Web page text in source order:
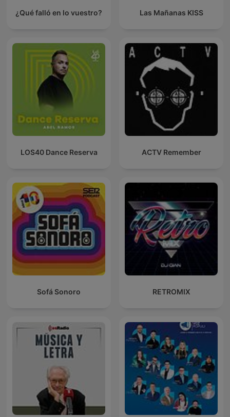
¿Qué falló en lo vuestro? Las Mañanas KISS
LOS40 Dance Reserva ACTV Remember
Sofá Sonoro RETROMIX